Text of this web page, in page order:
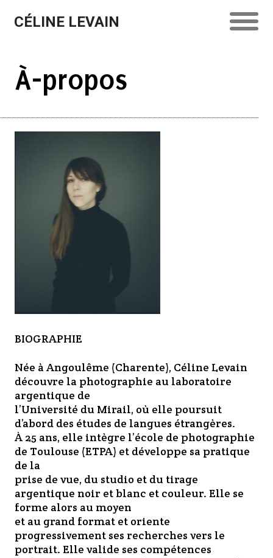
CÉLINE LEVAIN
À-propos
BIOGRAPHIE
Née à Angoulême (Charente), Céline Levain
découvre la photographie au laboratoire
argentique de
l’Université du Mirail, où elle poursuit
d’abord des études de langues étrangères.
À 25 ans, elle intègre l’école de photographie
de Toulouse (ETPA) et développe sa pratique
de la
prise de vue, du studio et du tirage
argentique noir et blanc et couleur. Elle se
forme alors au moyen
et au grand format et oriente
progressivement ses recherches vers le
portrait. Elle valide ses compétences